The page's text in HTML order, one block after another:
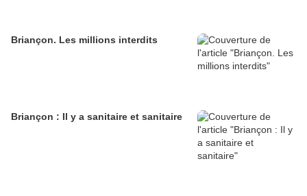
Briançon. Les millions interdits
Briançon : Il y a sanitaire et sanitaire